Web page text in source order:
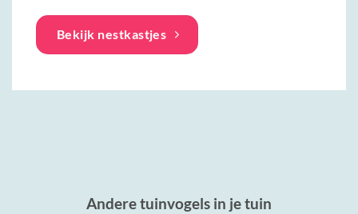
Bekijk nestkastjes
Andere tuinvogels in je tuin